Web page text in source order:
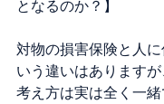
となるのか？】
対物の損害保険と人
いう違いはありますが
考え方は実は全く一